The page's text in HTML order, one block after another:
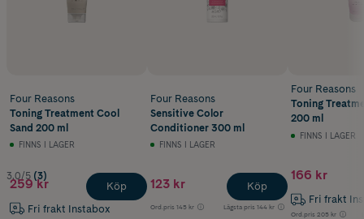
Four Reasons
Toning Treatment Cool
Sand 200 ml
FINNS I LAGER
3.0/5 (3)
259 kr
Fri frakt Instabox
Köp
Four Reasons
Sensitive Color
Conditioner 300 ml
FINNS I LAGER
123 kr
Ord.pris 145 kr Lägsta pris 144 kr
Köp
Four Reasons
Toning
200 ml
FINNS I LAGER
166 kr
Fri frakt
Ord.pris 205 kr